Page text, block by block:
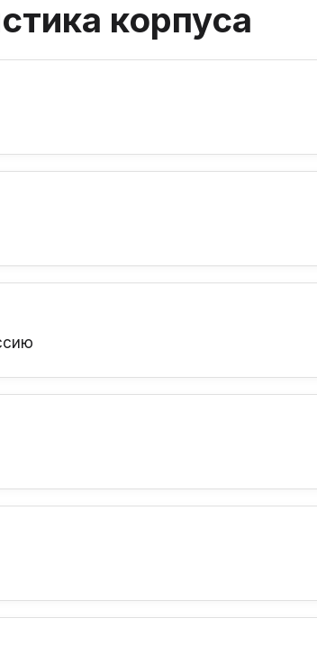
корпуса